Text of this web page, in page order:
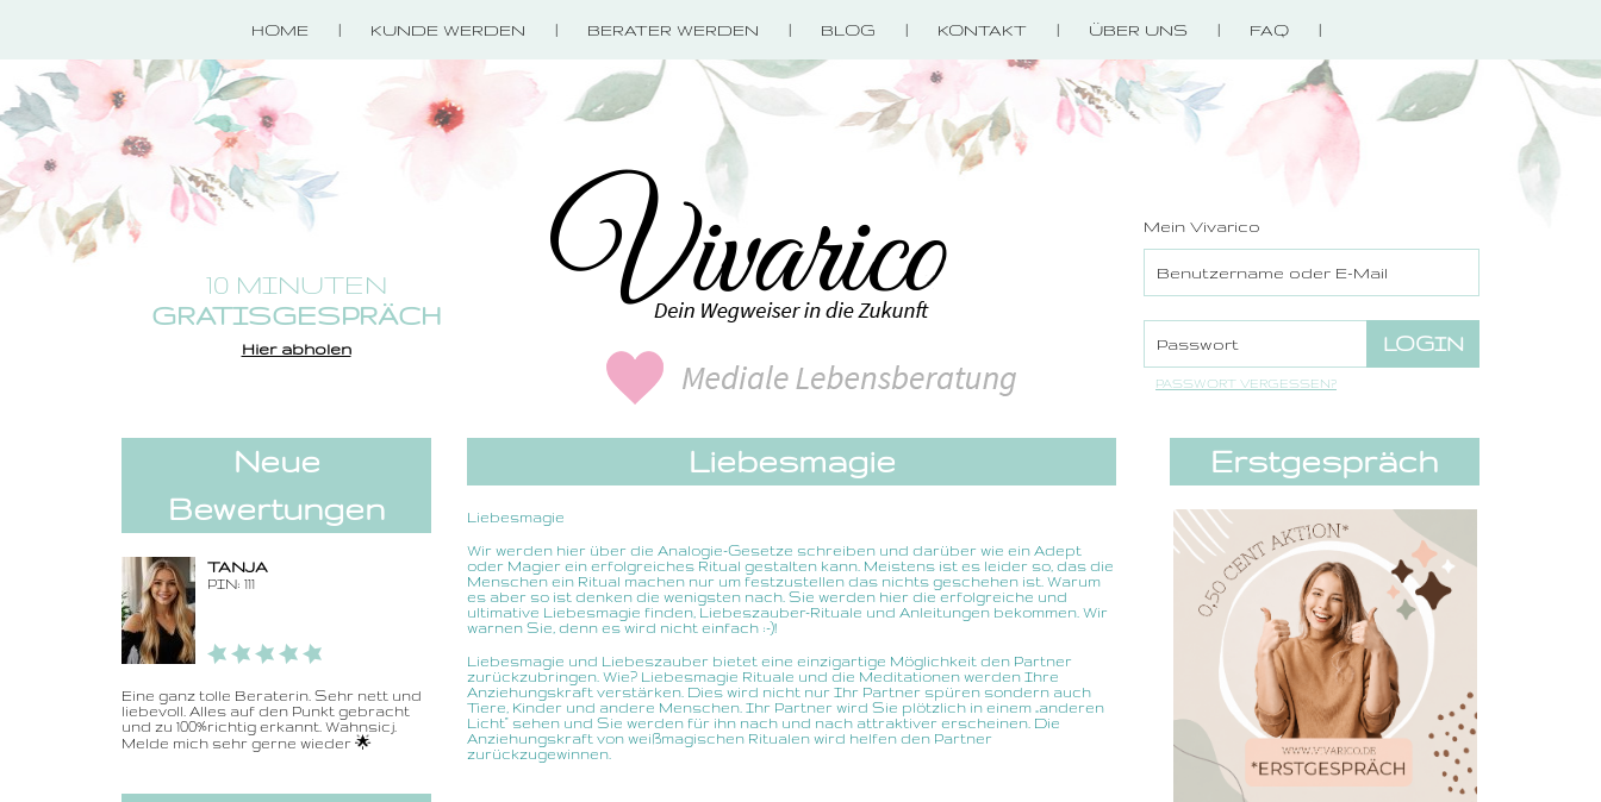
HOME KUNDE WERDEN BERATER WERDEN BLOG KONTAKT ÜBER UNS FAQ
10 MINUTEN
GRATISGESPRÄCH
Hier abholen
Mein Vivarico
PASSWORT VERGESSEN?
Neue
Bewertungen
TANJA
PIN: 111
Eine ganz tolle Beraterin. Sehr nett und
liebevoll. Alles auf den Punkt gebracht
und zu 100%richtig erkannt. Wahnsicj.
Melde mich sehr gerne wieder 🌟
Liebesmagie
Liebesmagie
Wir werden hier über die Analogie-Gesetze schreiben und darüber wie ein Adept
oder Magier ein erfolgreiches Ritual gestalten kann. Meistens ist es leider so, das die
Menschen ein Ritual machen nur um festzustellen das nichts geschehen ist. Warum
es aber so ist denken die wenigsten nach. Sie werden hier die erfolgreiche und
ultimative Liebesmagie finden, Liebeszauber-Rituale und Anleitungen bekommen. Wir
warnen Sie, denn es wird nicht einfach :-)!
Liebesmagie und Liebeszauber bietet eine einzigartige Möglichkeit den Partner
zurückzubringen. Wie? Liebesmagie Rituale und die Meditationen werden Ihre
Anziehungskraft verstärken. Dies wird nicht nur Ihr Partner spüren sondern auch
Tiere, Kinder und andere Menschen. Ihr Partner wird Sie plötzlich in einem „anderen
Licht" sehen und Sie werden für ihn nach und nach attraktiver erscheinen. Die
Anziehungskraft von weißmagischen Ritualen wird helfen den Partner
zurückzugewinnen.
Erstgespräch